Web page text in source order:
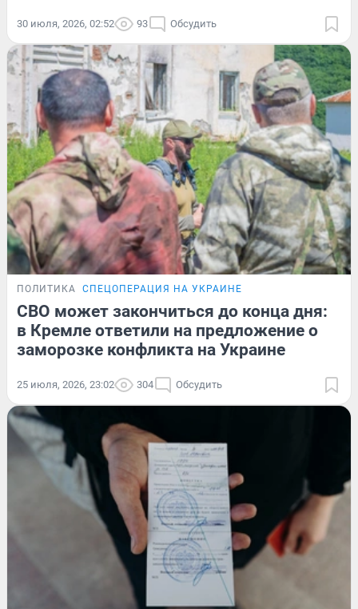
30 июля, 2026, 02:52 93 Обсудить
ПОЛИТИКА СПЕЦОПЕРАЦИЯ НА УКРАИНЕ
СВО может закончиться до конца дня:
в Кремле ответили на предложение о
заморозке конфликта на Украине
25 июля, 2026, 23:02 304 Обсудить